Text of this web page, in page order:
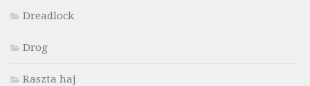
Dreadlock
Drog
Raszta haj